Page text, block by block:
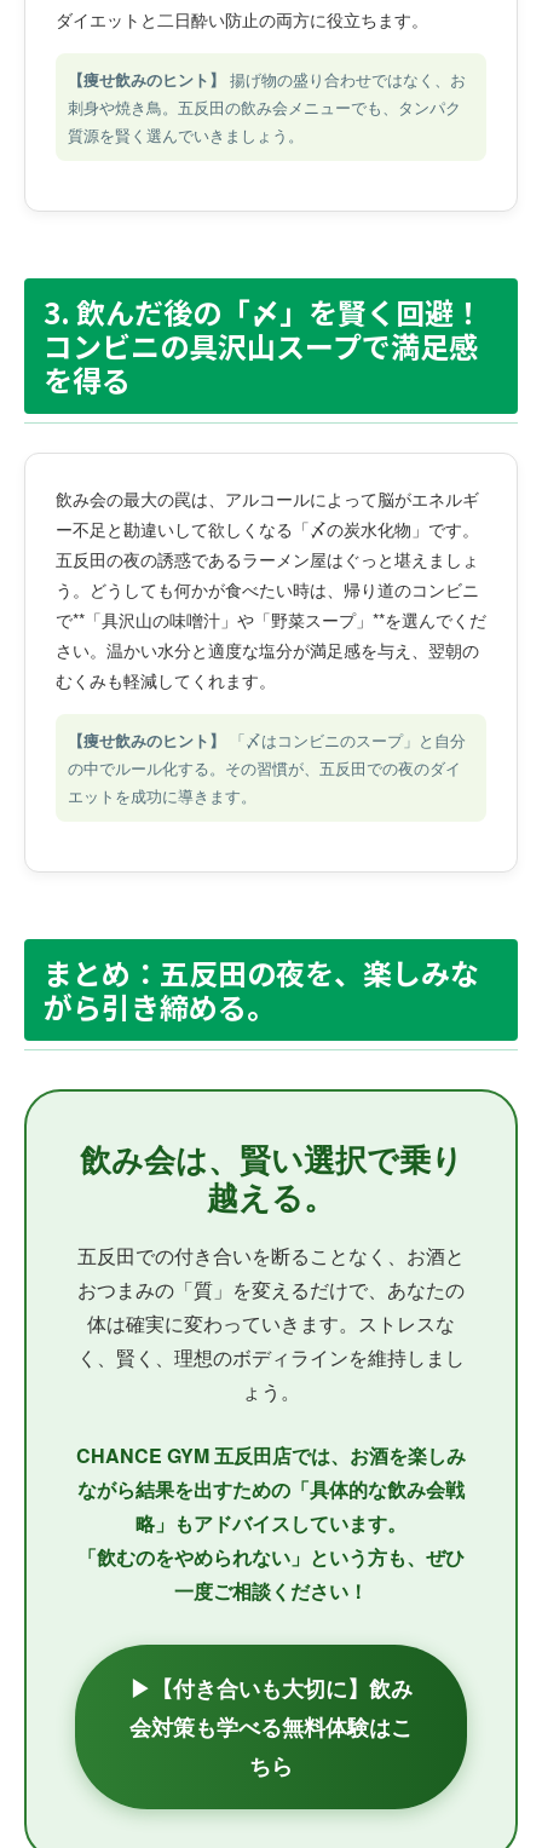
ダイエットと二日酔い防止の両方に役立ちます。
【痩せ飲みのヒント】 揚げ物の盛り合わせではなく、お
刺身や焼き鳥。五反田の飲み会メニューでも、タンパク
質源を賢く選んでいきましょう。
3. 飲んだ後の「〆」を賢く回避！
コンビニの具沢山スープで満足感
を得る
飲み会の最大の罠は、アルコールによって脳がエネルギ
ー不足と勘違いして欲しくなる「〆の炭水化物」です。
五反田の夜の誘惑であるラーメン屋はぐっと堪えましょ
う。どうしても何かが食べたい時は、帰り道のコンビニ
で**「具沢山の味噌汁」や「野菜スープ」**を選んでくだ
さい。温かい水分と適度な塩分が満足感を与え、翌朝の
むくみも軽減してくれます。
【痩せ飲みのヒント】
「〆はコンビニのスープ」と自分
の中でルール化する。その習慣が、五反田での夜のダイ
エットを成功に導きます。
まとめ：五反田の夜を、楽しみな
がら引き締める。
飲み会は、賢い選択で乗り
越える。
五反田での付き合いを断ることなく、お酒と
おつまみの「質」を変えるだけで、あなたの
体は確実に変わっていきます。ストレスな
く、賢く、理想のボディラインを維持しまし
ょう。
CHANCE GYM 五反田店では、お酒を楽しみ
ながら結果を出すための「具体的な飲み会戦
略」もアドバイスしています。
「飲むのをやめられない」という方も、ぜひ
一度ご相談ください！
▶【付き合いも大切に】飲み
会対策も学べる無料体験はこ
ちら